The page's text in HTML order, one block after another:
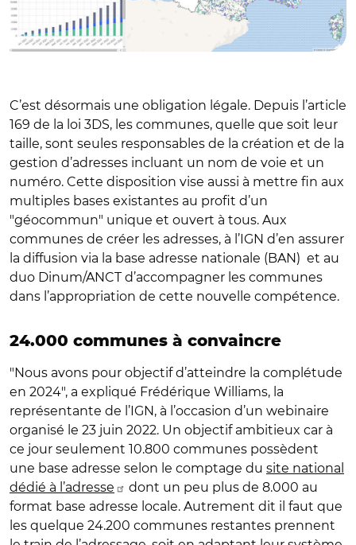
C’est désormais une obligation légale. Depuis l’article
169 de la loi 3DS, les communes, quelle que soit leur
taille, sont seules responsables de la création et de la
gestion d’adresses incluant un nom de voie et un
numéro. Cette disposition vise aussi à mettre fin aux
multiples bases existantes au profit d’un
"géocommun" unique et ouvert à tous. Aux
communes de créer les adresses, à l’IGN d’en assurer
la diffusion via la base adresse nationale (BAN) et au
duo Dinum/ANCT d’accompagner les communes
dans l’appropriation de cette nouvelle compétence.
24.000 communes à convaincre
"Nous avons pour objectif d’atteindre la complétude
en 2024", a expliqué Frédérique Williams, la
représentante de l’IGN, à l’occasion d’un webinaire
organisé le 23 juin 2022. Un objectif ambitieux car à
ce jour seulement 10.800 communes possèdent
une base adresse selon le comptage du site national
dédié à l’adresse
dont un peu plus de 8.000 au
format base adresse locale. Autrement dit il faut que
les quelque 24.200 communes restantes prennent